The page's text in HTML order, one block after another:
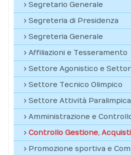
Segretario Generale
Segreteria di Presidenza
Segreteria Generale
Affiliazioni e Tesseramento
Settore Agonistico e
Settore Tecnico Olimpico
Settore Attività Paralimpica
Amministrazione e
Controllo Gestione,
Promozione sportiva e